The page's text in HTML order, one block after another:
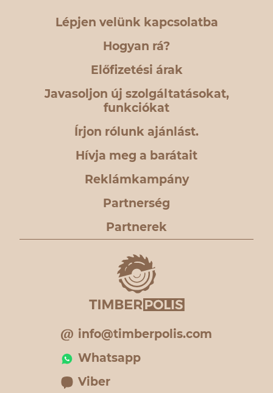
Lépjen velünk kapcsolatba
Hogyan rá?
Előfizetési árak
Javasoljon új szolgáltatásokat,
funkciókat
Írjon rólunk ajánlást.
Hívja meg a barátait
Reklámkampány
Partnerség
Partnerek
info@timberpolis.com
Whatsapp
Viber